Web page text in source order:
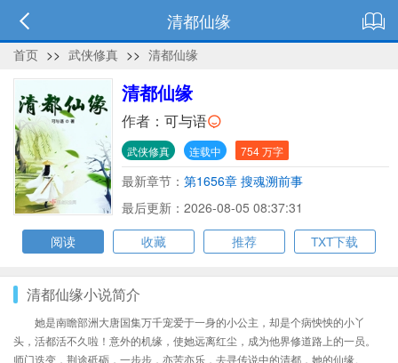
清都仙缘
首页 >> 武侠修真 >> 清都仙缘
清都仙缘
作者： 可与语
武侠修真 连载中 754 万字
最新章节： 第1656章 搜魂溯前事
最后更新：2026-08-05 08:37:31
阅读
收藏 推荐 TXT下载
清都仙缘小说简介
她是南瞻部洲大唐国集万千宠爱于一身的小公主，却是个病怏怏的小丫
头，活都活不久啦！意外的机缘，使她远离红尘，成为他界修道路上的一员。
师门迭变，荆途砥砺，一步步，亦苦亦乐，去寻传说中的清都，她的仙缘。